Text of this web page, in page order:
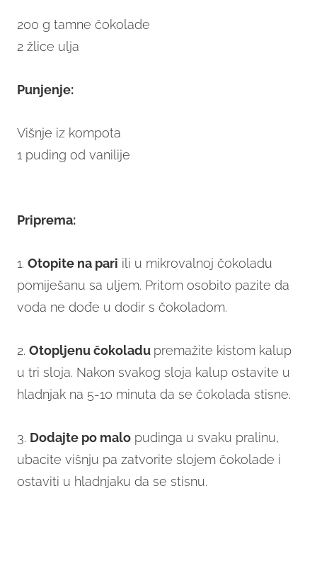
200 g tamne čokolade
2 žlice ulja
Punjenje:
Višnje iz kompota
1 puding od vanilije
Priprema:
1. Otopite na pari ili u mikrovalnoj čokoladu
pomiješanu sa uljem. Pritom osobito pazite da
voda ne dođe u dodir s čokoladom.
2. Otopljenu čokoladu premažite kistom kalup
u tri sloja. Nakon svakog sloja kalup ostavite u
hladnjak na 5-10 minuta da se čokolada stisne.
3. Dodajte po malo pudinga u svaku pralinu,
ubacite višnju pa zatvorite slojem čokolade i
ostaviti u hladnjaku da se stisnu.